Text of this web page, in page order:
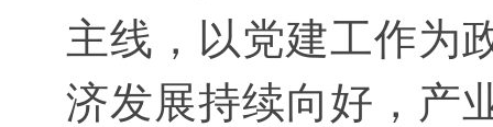
主线，以党建工作为
济发展持续向好，产